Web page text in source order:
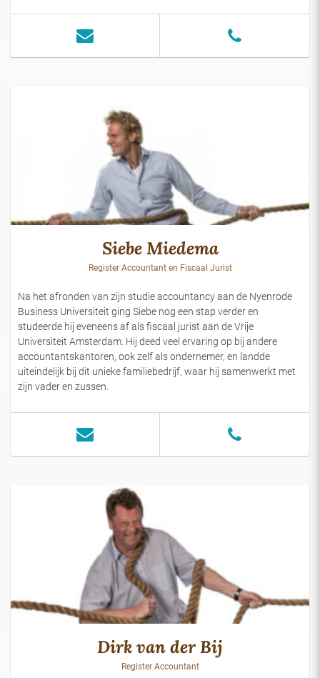
Siebe Miedema
Register Accountant en Fiscaal Jurist
Na het afronden van zijn studie accountancy aan de Nyenrode
Business Universiteit ging Siebe nog een stap verder en
studeerde hij eveneens af als fiscaal jurist aan de Vrije
Universiteit Amsterdam. Hij deed veel ervaring op bij andere
accountantskantoren, ook zelf als ondernemer, en landde
uiteindelijk bij dit unieke familiebedrijf, waar hij samenwerkt met
zijn vader en zussen.
Dirk van der Bij
Register Accountant